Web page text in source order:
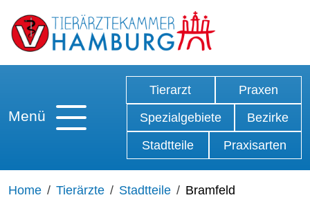
Menü
Tierarzt
Praxen
Spezialgebiete
Bezirke
Stadtteile
Praxisarten
Home Tierärzte Stadtteile Bramfeld